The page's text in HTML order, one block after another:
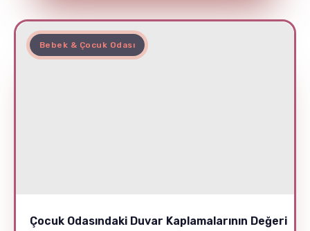
Bebek & Çocuk Odası
Çocuk Odasındaki Duvar Kaplamalarının Değeri